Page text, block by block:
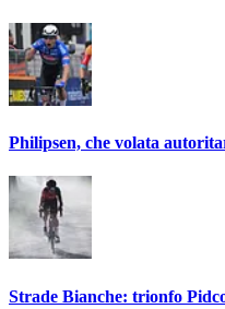
Philipsen, che volata
Strade Bianche: trionfo